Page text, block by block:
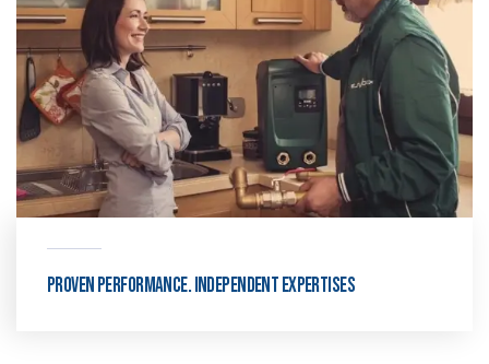
Proven performance. Independent expertises